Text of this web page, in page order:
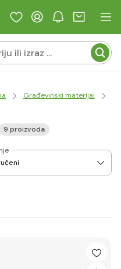
Građevinski materijal
9 proizvoda